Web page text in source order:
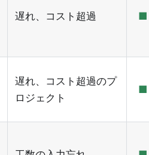
遅れ、コスト超過 ■
遅れ、コスト超過のプ
ロジェクト
■